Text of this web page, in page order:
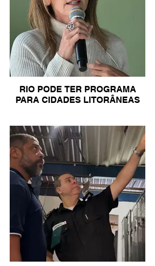
RIO PODE TER PROGRAMA
PARA CIDADES LITORÂNEAS